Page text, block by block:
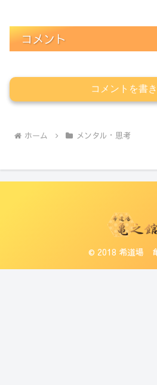
コメント
コメントを書
ホーム メンタル・思考
© 2018 希道場